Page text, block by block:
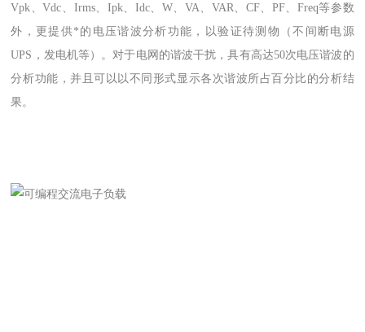
Vpk、Vdc、Irms、Ipk、Idc、W、VA、VAR、CF、PF、Freq等参数
外，更提供*的电压谐波分析功能，以验证待测物（不间断电源
UPS，发电机等）。对于电网的谐波干扰，具有高达50次电压谐波的
分析功能，并且可以以不同形式显示各次谐波所占百分比的分析结
果。